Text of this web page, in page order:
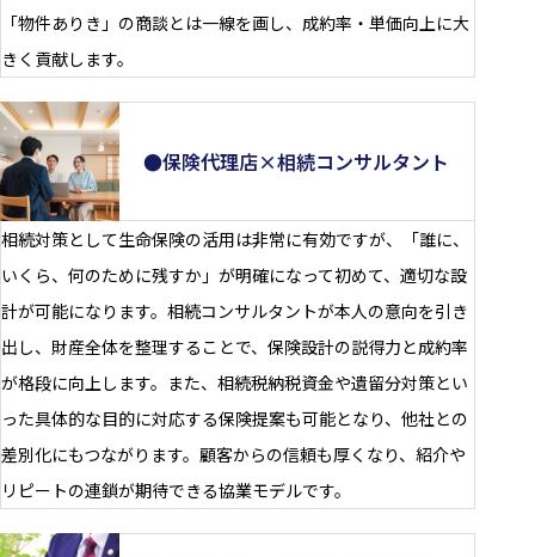
「物件ありき」の商談とは一線を画し、成約率・単価向上に大
きく貢献します。
●保険代理店×相続コンサルタント
相続対策として生命保険の活用は非常に有効ですが、「誰に、
いくら、何のために残すか」が明確になって初めて、適切な設
計が可能になります。相続コンサルタントが本人の意向を引き
出し、財産全体を整理することで、保険設計の説得力と成約率
が格段に向上します。また、相続税納税資金や遺留分対策とい
った具体的な目的に対応する保険提案も可能となり、他社との
差別化にもつながります。顧客からの信頼も厚くなり、紹介や
リピートの連鎖が期待できる協業モデルです。